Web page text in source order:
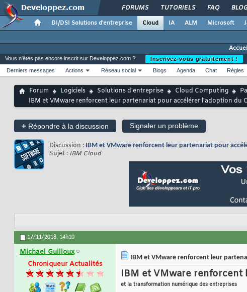
FORUMS TUTORIELS FAQ
DI/DSI Solutions d'entreprise Cloud IA ALM Microsoft
Vous n'êtes pas encore inscrit sur Developpez.com ?
Inscrivez-vous gratuitement !
Derniers messages
Actions Réseau social Blogs Agenda Chat Règles
Forum Logiciels Solutions d'entreprise Cloud Computing
IBM et VMware renforcent leur partenariat pour accélérer l'adoption du
+ Répondre à la discussion Signaler un problème
Discussion : IBM et VMware renforcent leur partenariat pour
Sujet : IBM Cloud
17/11/2018, 14h10
Michael Guilloux
Chroniqueur Actualités
IBM et VMware renforcent leur
IBM et VMware
et la transformation numérique des entreprises